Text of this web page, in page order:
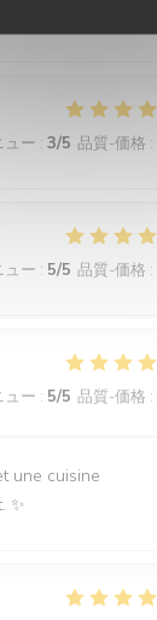
ュー : 3/5 品質-価格 :
ュー : 5/5 品質-価格 :
ュー : 5/5 品質-価格 :
une cuisine
✨